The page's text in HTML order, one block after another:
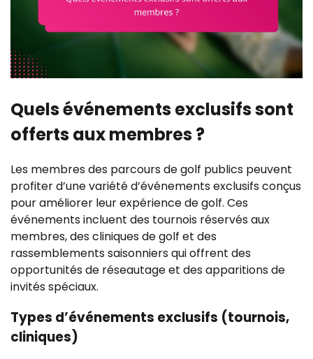
Quels événements exclusifs sont
offerts aux membres ?
Les membres des parcours de golf publics peuvent
profiter d’une variété d’événements exclusifs conçus
pour améliorer leur expérience de golf. Ces
événements incluent des tournois réservés aux
membres, des cliniques de golf et des
rassemblements saisonniers qui offrent des
opportunités de réseautage et des apparitions de
invités spéciaux.
Types d’événements exclusifs (tournois,
cliniques)